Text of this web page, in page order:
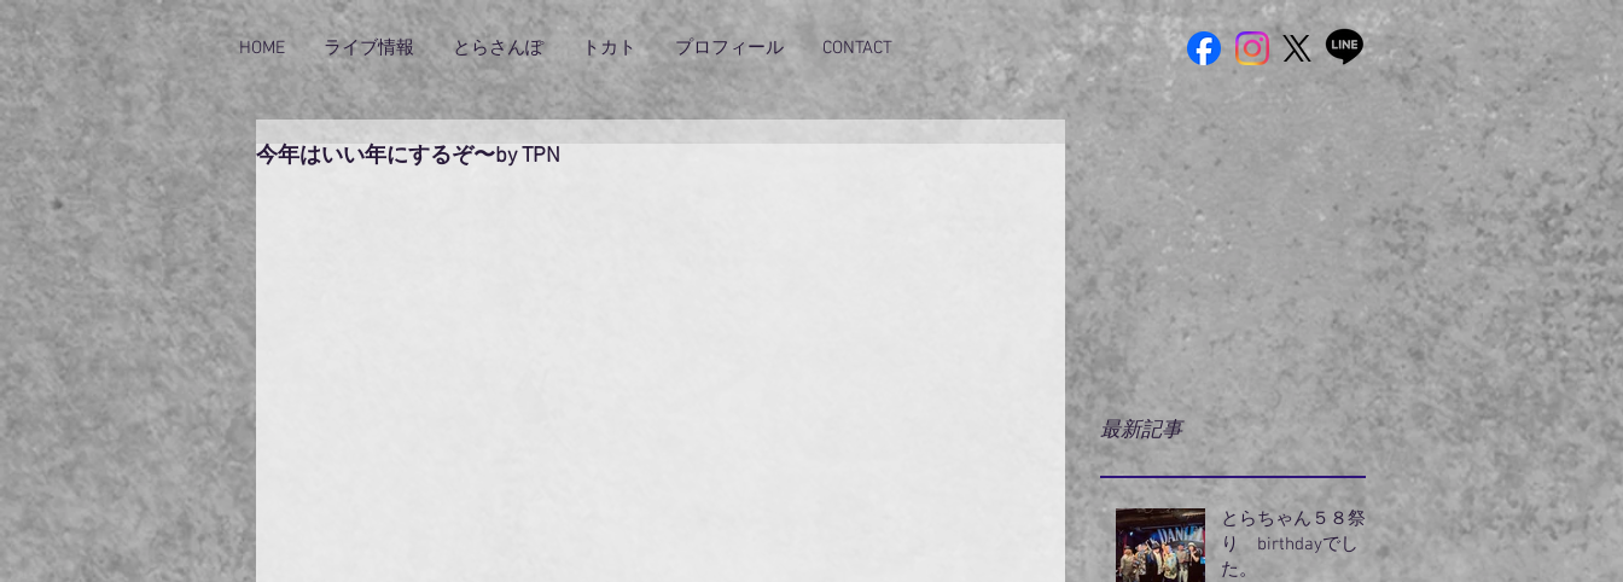
HOME ライブ情報 とらさんぽ トカト プロフィール CONTACT
今年はいい年にするぞ〜by TPN
最新記事
とらちゃん５８祭
り birthdayでし
た。